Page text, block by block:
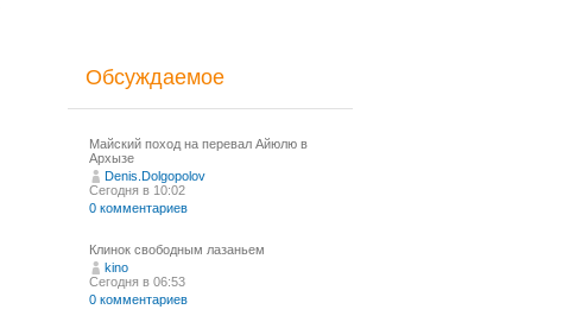
Обсуждаемое
Майский поход на перевал Айюлю в
Архызе
Denis.Dolgopolov
Сегодня в 10:02
0 комментариев
Клинок свободным лазаньем
kino
Сегодня в 06:53
0 комментариев